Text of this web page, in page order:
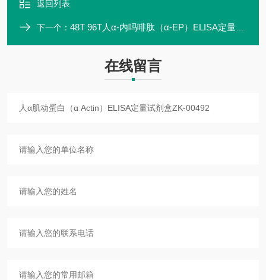
返回列表
下一个： 48T 96T人α-内吗啡肽（α-EP）ELISA定量试剂盒专业研发
在线留言